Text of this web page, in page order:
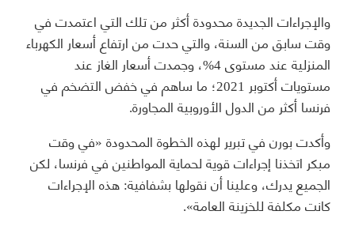
والإجراءات الجديدة محدودة أكثر من تلك التي اعتمدت في
وقت سابق من السنة، والتي حدت من ارتفاع أسعار الكهرباء
المنزلية عند مستوى 4%، وجمدت أسعار الغاز عند
مستويات أكتوبر 2021؛ ما ساهم في خفض التضخم في
فرنسا أكثر من الدول الأوروبية المجاورة.
وأكدت بورن في تبرير لهذه الخطوة المحدودة «في وقت
مبكر اتخذنا إجراءات قوية لحماية المواطنين في فرنسا، لكن
الجميع يدرك، وعلينا أن نقولها بشفافية: هذه الإجراءات
كانت مكلفة للخزينة العامة».